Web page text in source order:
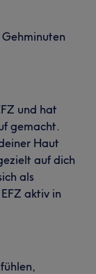
und hat
gemacht.
Haut
auf dich
als
aktiv in